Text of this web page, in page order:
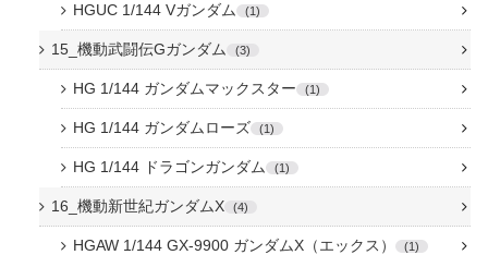
HGUC 1/144 Vガンダム 1
15_機動武闘伝Gガンダム 3
HG 1/144 ガンダムマックスター 1
HG 1/144 ガンダムローズ 1
HG 1/144 ドラゴンガンダム 1
16_機動新世紀ガンダムX 4
HGAW 1/144 GX-9900 ガンダムX（エックス） 1